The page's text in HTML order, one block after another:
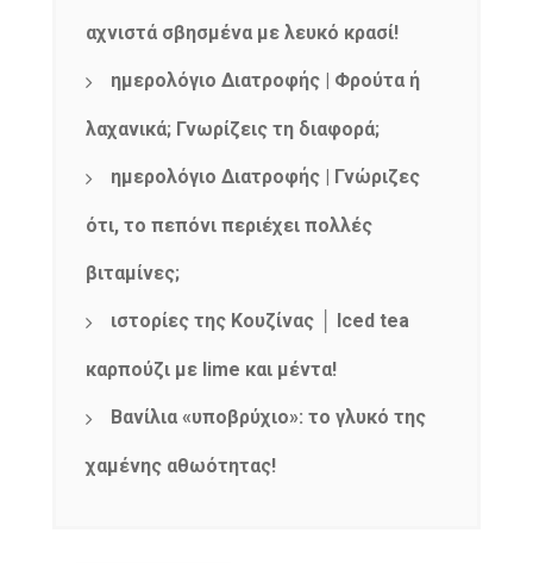
αχνιστά σβησμένα με λευκό κρασί!
ημερολόγιο Διατροφής | Φρούτα ή
λαχανικά; Γνωρίζεις τη διαφορά;
ημερολόγιο Διατροφής | Γνώριζες
ότι, το πεπόνι περιέχει πολλές
βιταμίνες;
ιστορίες της Κουζίνας │ Iced tea
καρπούζι με lime και μέντα!
Βανίλια «υποβρύχιο»: το γλυκό της
χαμένης αθωότητας!